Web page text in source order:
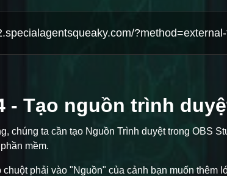
- Tạo nguồn trình
chúng ta cần tạo Nguồn Trình duyệt trong OBS
mềm.
phải vào "Nguồn" của cảnh bạn muốn thêm